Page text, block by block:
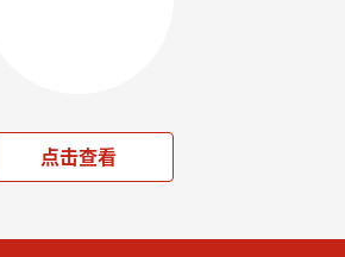
点击查看